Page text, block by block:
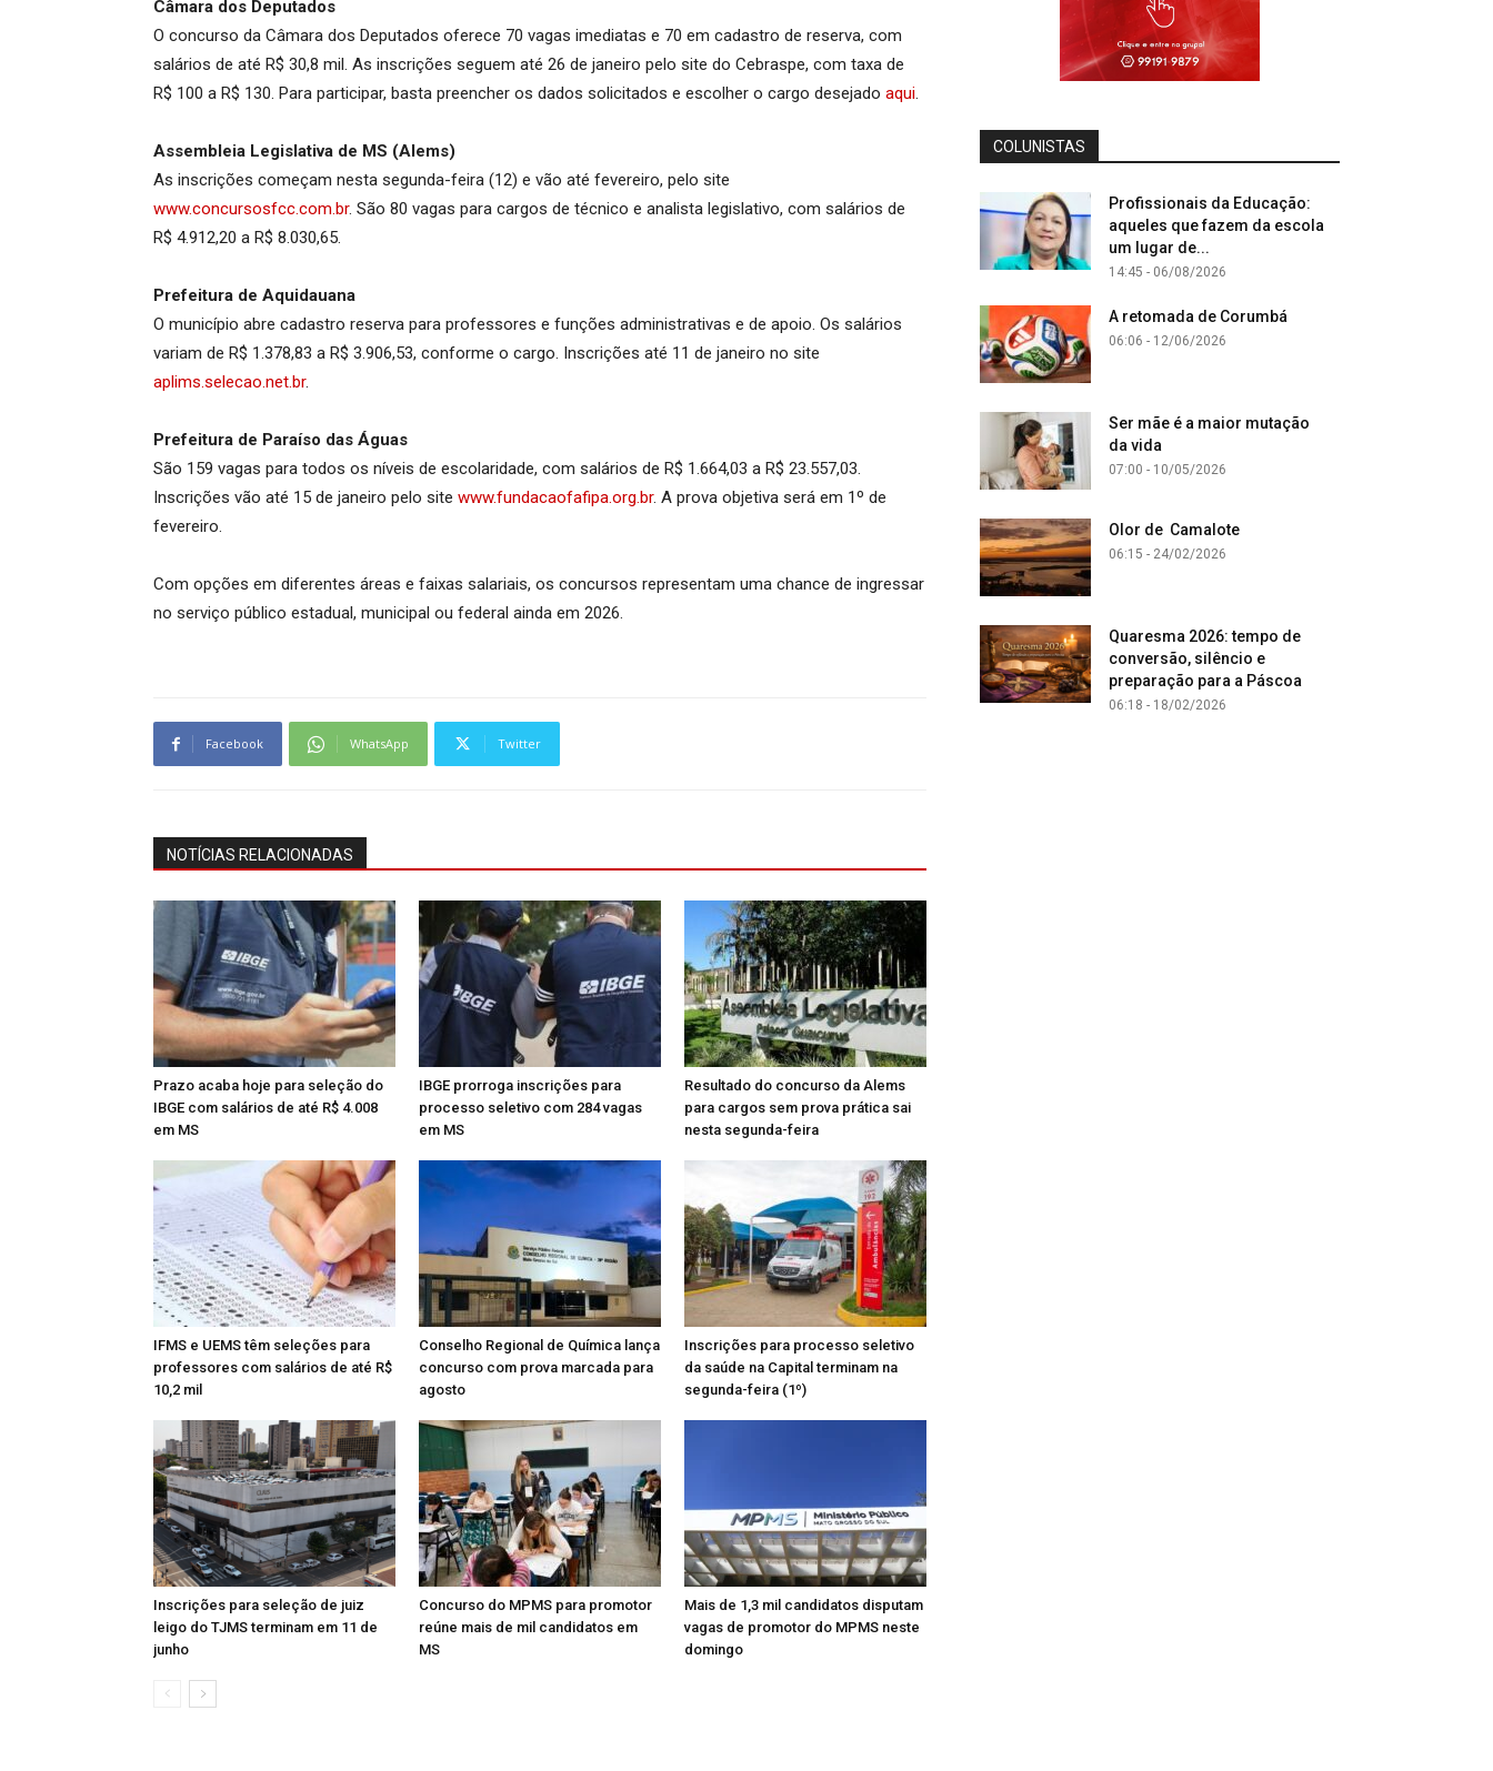
Câmara dos Deputados
O concurso da Câmara dos Deputados oferece 70 vagas imediatas e 70 em cadastro de reserva, com
salários de até R$ 30,8 mil. As inscrições seguem até 26 de janeiro pelo site do Cebraspe, com taxa de
R$ 100 a R$ 130. Para participar, basta preencher os dados solicitados e escolher o cargo desejado aqui.
Assembleia Legislativa de MS (Alems)
As inscrições começam nesta segunda-feira (12) e vão até fevereiro, pelo site
www.concursosfcc.com.br. São 80 vagas para cargos de técnico e analista legislativo, com salários de
R$ 4.912,20 a R$ 8.030,65.
Prefeitura de Aquidauana
O município abre cadastro reserva para professores e funções administrativas e de apoio. Os salários
variam de R$ 1.378,83 a R$ 3.906,53, conforme o cargo. Inscrições até 11 de janeiro no site
aplims.selecao.net.br.
Prefeitura de Paraíso das Águas
São 159 vagas para todos os níveis de escolaridade, com salários de R$ 1.664,03 a R$ 23.557,03.
Inscrições vão até 15 de janeiro pelo site www.fundacaofafipa.org.br. A prova objetiva será em 1º de
fevereiro.
Com opções em diferentes áreas e faixas salariais, os concursos representam uma chance de ingressar
no serviço público estadual, municipal ou federal ainda em 2026.
Facebook WhatsApp Twitter
NOTÍCIAS RELACIONADAS
Prazo acaba hoje para seleção do
IBGE com salários de até R$ 4.008
em MS
IBGE prorroga inscrições para
processo seletivo com 284 vagas
em MS
Resultado do concurso da Alems
para cargos sem prova prática sai
nesta segunda-feira
IFMS e UEMS têm seleções para
professores com salários de até R$
10,2 mil
Conselho Regional de Química lança
concurso com prova marcada para
agosto
Inscrições para processo seletivo
da saúde na Capital terminam na
segunda-feira (1º)
Inscrições para seleção de juiz
leigo do TJMS terminam em 11 de
junho
Concurso do MPMS para promotor
reúne mais de mil candidatos em
MS
Mais de 1,3 mil candidatos disputam
vagas de promotor do MPMS neste
domingo
COLUNISTAS
Profissionais da Educação:
aqueles que fazem da escola
um lugar de...
14:45 - 06/08/2026
A retomada de Corumbá
06:06 - 12/06/2026
Ser mãe é a maior mutação
da vida
07:00 - 10/05/2026
Olor de Camalote
06:15 - 24/02/2026
Quaresma 2026: tempo de
conversão, silêncio e
preparação para a Páscoa
06:18 - 18/02/2026